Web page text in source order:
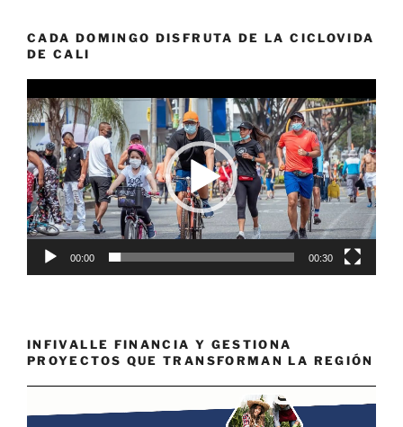
CADA DOMINGO DISFRUTA DE LA CICLOVIDA
DE CALI
de
vídeo
00:00 00:30
INFIVALLE FINANCIA Y GESTIONA
PROYECTOS QUE TRANSFORMAN LA REGIÓN
de